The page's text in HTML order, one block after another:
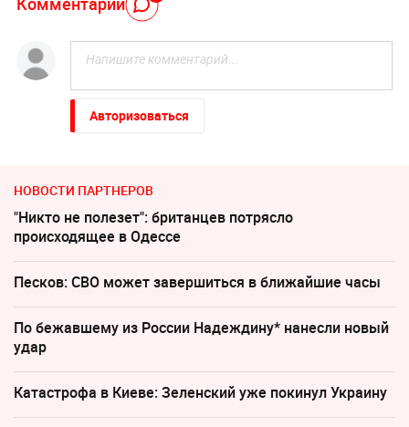
Авторизоваться
НОВОСТИ ПАРТНЕРОВ
"Никто не полезет": британцев потрясло
происходящее в Одессе
Песков: СВО может завершиться в ближайшие часы
По бежавшему из России Надеждину* нанесли новый
удар
Катастрофа в Киеве: Зеленский уже покинул Украину